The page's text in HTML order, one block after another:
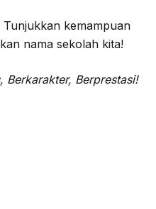
kemampuan
nama sekolah kita!
Berkarakter, Berprestasi!